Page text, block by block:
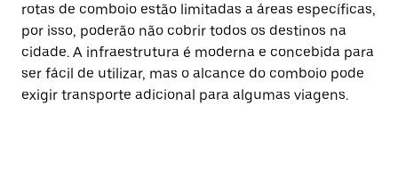
rotas de comboio estão limitadas a áreas específicas,
por isso, poderão não cobrir todos os destinos na
cidade. A infraestrutura é moderna e concebida para
ser fácil de utilizar, mas o alcance do comboio pode
exigir transporte adicional para algumas viagens.